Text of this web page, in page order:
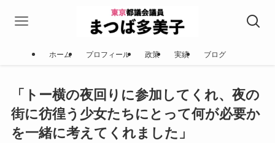
ホーム プロフィール 政策 実績 ブログ
「トー横の夜回りに参加してくれ、夜の
街に彷徨う少女たちにとって何が必要か
を一緒に考えてくれました」